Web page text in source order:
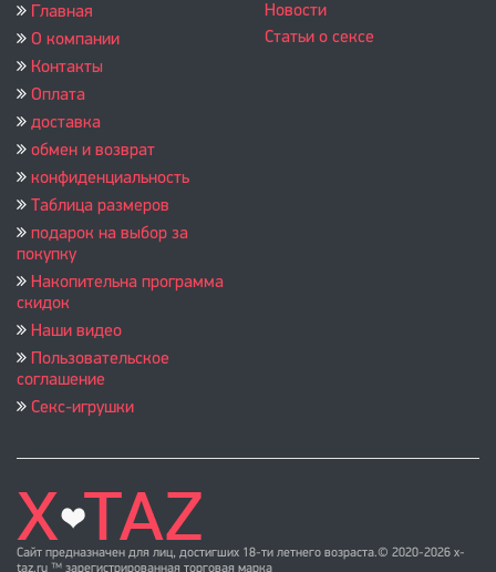
Главная
О компании
Контакты
Оплата
доставка
обмен и возврат
конфиденциальность
Таблица размеров
подарок на выбор за
покупку
Накопительна программа
скидок
Наши видео
Пользовательское
соглашение
Секс-игрушки
Новости
Статьи о сексе
Сайт предназначен для лиц, достигших 18-ти летнего возраста.© 2020-2026 x-
taz.ru ™ зарегистрированная торговая марка